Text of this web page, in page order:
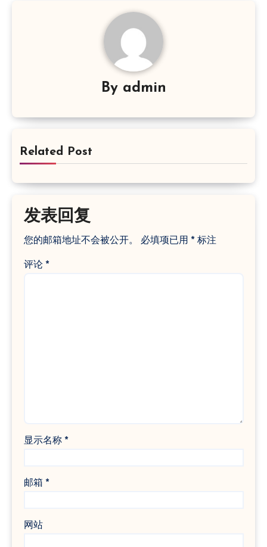
By admin
Related Post
发表回复
您的邮箱地址不会被公开。 必填项已用 *标注
评论 *
显示名称 *
邮箱 *
网站